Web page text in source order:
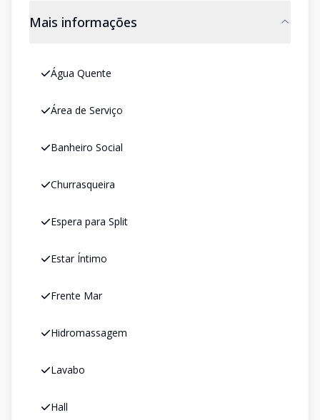
Mais informações
Água Quente
Área de Serviço
Banheiro Social
Churrasqueira
Espera para Split
Estar Íntimo
Frente Mar
Hidromassagem
Lavabo
Hall